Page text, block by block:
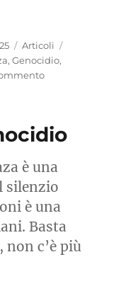
Categorie
Articoli
,Genocidio,
su
con
è una
silenzio
è una
Basta
c’è più